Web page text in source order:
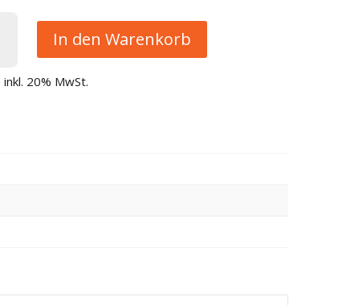
In den Warenkorb
20% MwSt.